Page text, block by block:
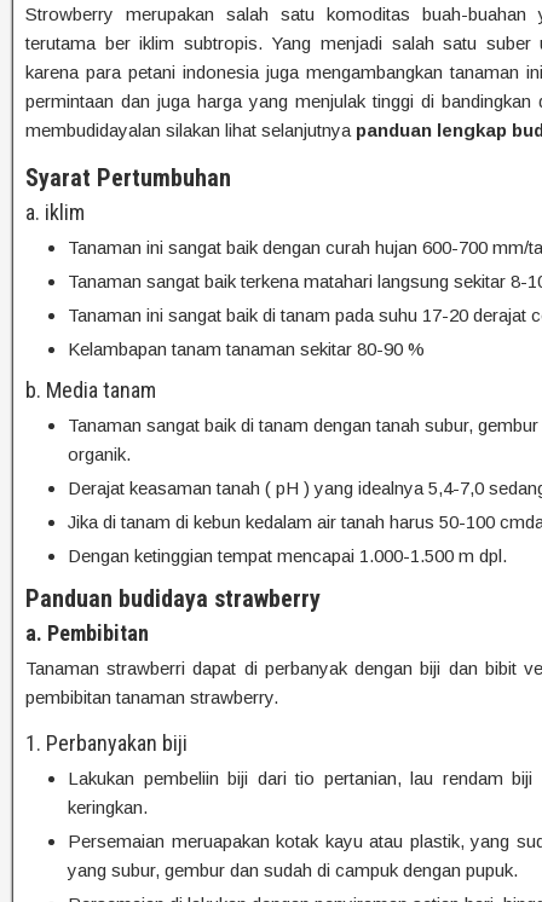
Strowberry merupakan salah satu komoditas buah-
terutama ber iklim subtropis. Yang menjadi salah satu suber
karena para petani indonesia juga mengambangkan tanaman
permintaan dan juga harga yang menjulak tinggi di
membudidayalan silakan lihat selanjutnya panduan lengkap
Syarat Pertumbuhan
a. iklim
Tanaman ini sangat baik dengan curah hujan 600-700 mm/
Tanaman sangat baik terkena matahari langsung sekitar 8-
Tanaman ini sangat baik di tanam pada suhu 17-20 derajat
Kelambapan tanam tanaman sekitar 80-90 %
b. Media tanam
Tanaman sangat baik di tanam dengan tanah subur,
organik.
Derajat keasaman tanah ( pH ) yang idealnya 5,4-7,0
Jika di tanam di kebun kedalam air tanah harus 50-100
Dengan ketinggian tempat mencapai 1.000-1.500 m dpl.
Panduan budidaya strawberry
a. Pembibitan
Tanaman strawberri dapat di perbanyak dengan biji dan bibit
pembibitan tanaman strawberry.
1. Perbanyakan biji
Lakukan pembeliin biji dari tio pertanian, lau rendam
keringkan.
Persemaian meruapakan kotak kayu atau plastik, yang
yang subur, gembur dan sudah di campuk dengan pupuk.